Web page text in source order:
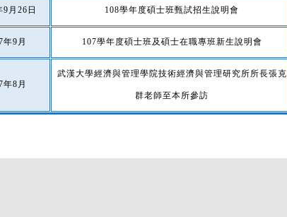
9月26日 108學年度碩士班甄試招生說明會
年9月 107學年度碩士班及碩士在職專班新生說明會
年8月
武漢大學經濟與管理學院技術經濟與管理研究所所長張克
群老師至本所參訪